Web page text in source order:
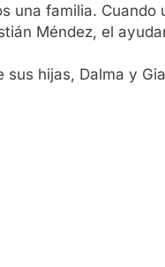
una familia. Cuando
Méndez, el
hijas, Dalma y